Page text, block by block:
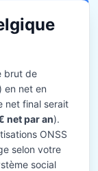
brut de
) en net en
net final serait
net par an).
ONSS
selon votre
social